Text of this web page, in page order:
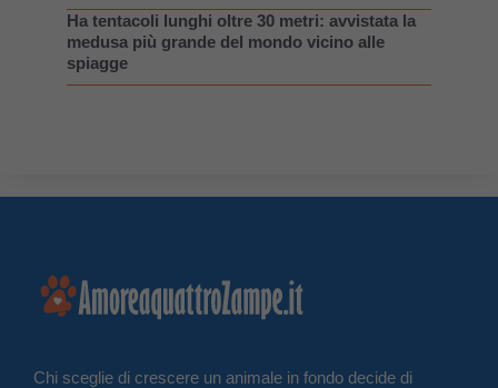
Ha tentacoli lunghi oltre 30 metri: avvistata la
medusa più grande del mondo vicino alle
spiagge
Chi sceglie di crescere un animale in fondo decide di